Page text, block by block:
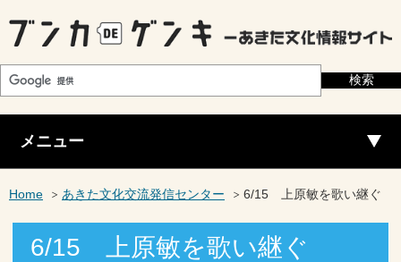
メニュー
Home あきた文化交流発信センター 6/15 上原敏を歌い継ぐ
6/15 上原敏を歌い継ぐ